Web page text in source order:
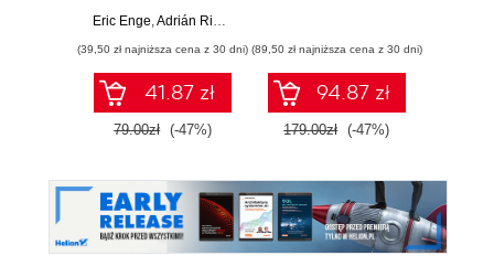
wydajność i zyski
Eric Enge,Adrián Ridner
(39,50 zł najniższa cena z 30 dni)
41.87 zł
79.00zł (-47%)
(89,50 zł najniższa cena z 30 dni)
94.87 zł
179.00zł (-47%)